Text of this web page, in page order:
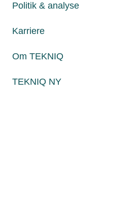
Politik & analyse
Karriere
Om TEKNIQ
TEKNIQ NY
Paul Bergsøes Vej 6,